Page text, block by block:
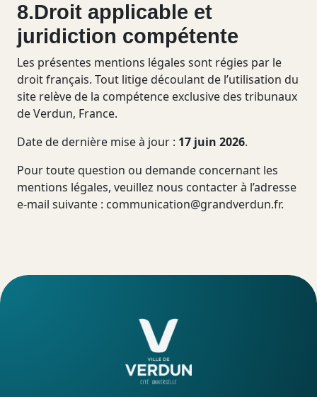
8.Droit applicable et
juridiction compétente
Les présentes mentions légales sont régies par le
droit français. Tout litige découlant de l’utilisation du
site relève de la compétence exclusive des tribunaux
de Verdun, France.
Date de dernière mise à jour : 17 juin 2026.
Pour toute question ou demande concernant les
mentions légales, veuillez nous contacter à l’adresse
e-mail suivante : communication@grandverdun.fr.